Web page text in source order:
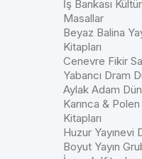
İş Bankası
Masallar
Beyaz Balina
Kitapları
Cenevre Fikir
Yabancı Dram
Aylak Adam
Karınca &
Kitapları
Huzur Yayınevi
Boyut Yayın